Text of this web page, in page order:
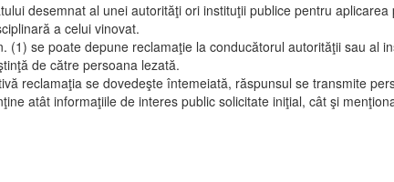
desemnat al unei autorităţi ori instituţii publice pentru
a celui vinovat.
(1) se poate depune reclamaţie la conducătorul autorităţii sau al
de către persoana lezată.
reclamaţia se dovedeşte întemeiată, răspunsul se transmite
atât informaţiile de interes public solicitate iniţial, cât şi